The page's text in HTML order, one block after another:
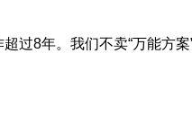
过8年。我们不卖“万能方案